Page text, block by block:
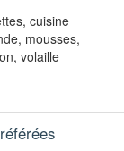
cuisine
mousses,
volaille